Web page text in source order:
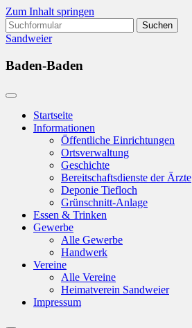
Zum Inhalt springen
Suchen
nach:
Sandweier
Baden-Baden
Startseite
Informationen
Öffentliche Einrichtungen
Ortsverwaltung
Geschichte
Bereitschaftsdienste der Ärzte
Deponie Tiefloch
Grünschnitt-Anlage
Essen & Trinken
Gewerbe
Alle Gewerbe
Handwerk
Vereine
Alle Vereine
Heimatverein Sandweier
Impressum